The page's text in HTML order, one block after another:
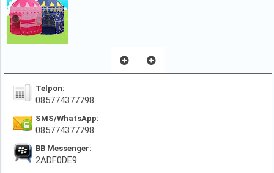
Telpon:
085774377798
SMS/WhatsApp:
085774377798
BB Messenger:
2ADF0DE9